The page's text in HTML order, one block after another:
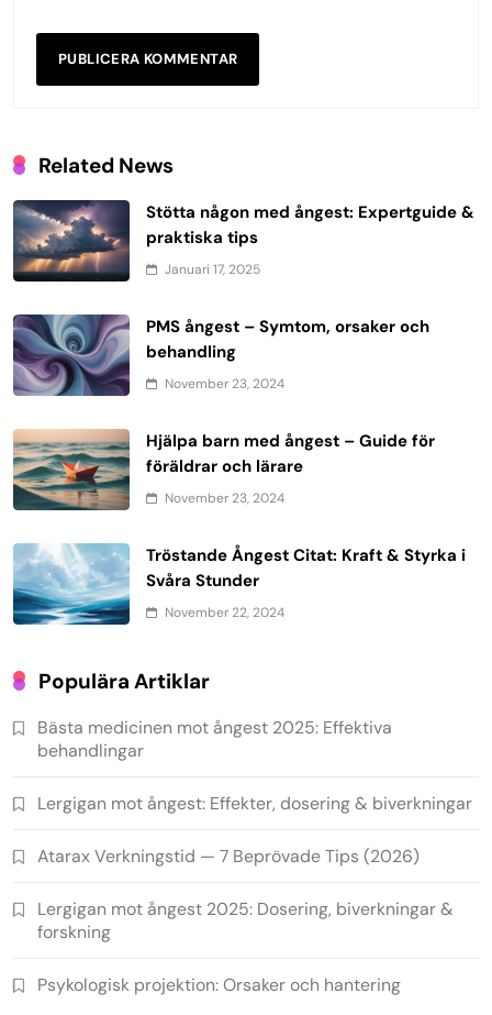
Related News
Stötta någon med ångest: Expertguide &
praktiska tips
Januari 17, 2025
PMS ångest – Symtom, orsaker och
behandling
November 23, 2024
Hjälpa barn med ångest – Guide för
föräldrar och lärare
November 23, 2024
Tröstande Ångest Citat: Kraft & Styrka i
Svåra Stunder
November 22, 2024
Populära Artiklar
Bästa medicinen mot ångest 2025: Effektiva
behandlingar
Lergigan mot ångest: Effekter, dosering & biverkningar
Atarax Verkningstid — 7 Beprövade Tips (2026)
Lergigan mot ångest 2025: Dosering, biverkningar &
forskning
Psykologisk projektion: Orsaker och hantering